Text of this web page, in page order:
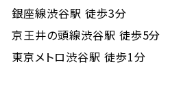
銀座線渋谷駅 徒歩3分
京王井の頭線渋谷駅 徒歩5分
東京メトロ渋谷駅 徒歩1分